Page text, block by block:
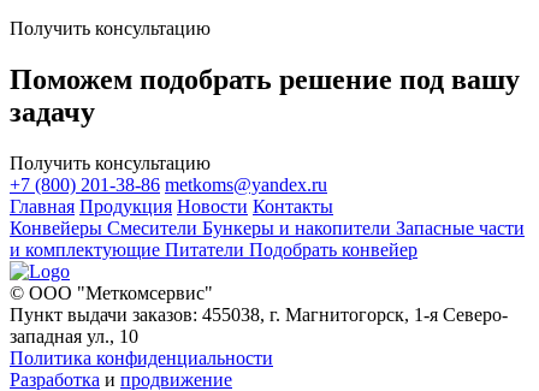
Получить консультацию
Поможем подобрать решение под вашу
задачу
Получить консультацию
+7 (800) 201-38-86 metkoms@yandex.ru
Главная Продукция Новости Контакты
Конвейеры Смесители Бункеры и накопители Запасные части
и комплектующие Питатели Подобрать конвейер
© ООО "Меткомсервис"
Пункт выдачи заказов: 455038, г. Магнитогорск, 1-я Северо-
западная ул., 10
Политика конфиденциальности
Разработка и продвижение